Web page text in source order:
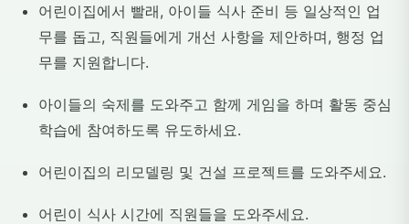
어린이집에서 빨래, 아이들 식사 준비 등 일상적인 업
무를 돕고, 직원들에게 개선 사항을 제안하며, 행정 업
무를 지원합니다.
아이들의 숙제를 도와주고 함께 게임을 하며 활동 중심
학습에 참여하도록 유도하세요.
어린이집의 리모델링 및 건설 프로젝트를 도와주세요.
어린이 식사 시간에 직원들을 도와주세요.